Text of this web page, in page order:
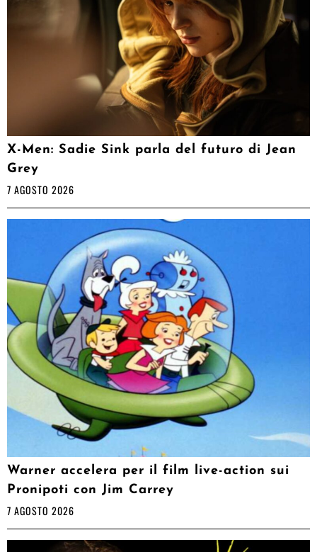
X-Men: Sadie Sink parla del futuro di Jean
Grey
7 AGOSTO 2026
Warner accelera per il film live-action sui
Pronipoti con Jim Carrey
7 AGOSTO 2026